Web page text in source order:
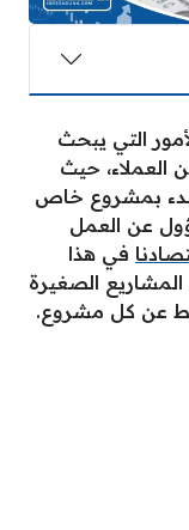
التي يبحث
العملاء، حيث
بمشروع خاص
عن العمل
في هذا
الصغيرة
عن كل مشروع.